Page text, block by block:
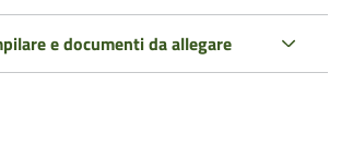
e documenti da allegare